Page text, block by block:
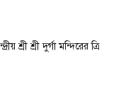
শ্রী শ্রী দুর্গা মন্দিরের ত্রি